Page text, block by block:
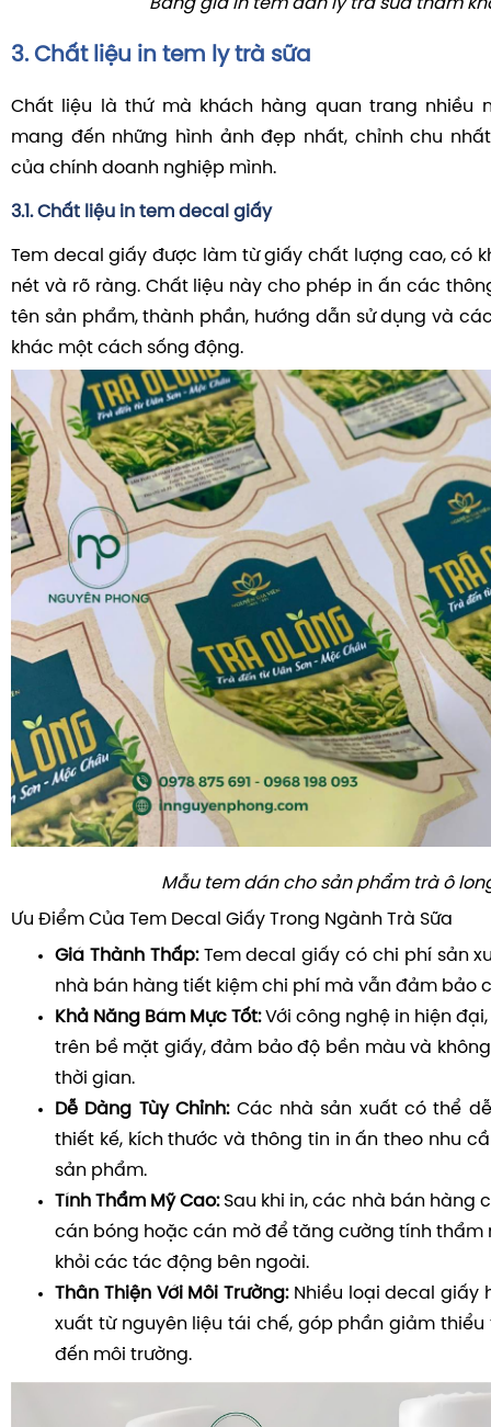
Bảng giá in tem dán ly trà sữa tham
3. Chất liệu in tem ly trà sữa
Chất liệu là thứ mà khách hàng quan trang nhiều
mang đến những hình ảnh đẹp nhất, chỉnh chu
của chính doanh nghiệp mình.
3.1. Chất liệu in tem decal giấy
Tem decal giấy được làm từ giấy chất lượng cao, có
nét và rõ ràng. Chất liệu này cho phép in ấn các
tên sản phẩm, thành phần, hướng dẫn sử dụng và
khác một cách sống động.
Mẫu tem dán cho sản phẩm trà ô
Ưu Điểm Của Tem Decal Giấy Trong Ngành Trà Sữa
Giá Thành Thấp:Tem decal giấy có chi phí sản
nhà bán hàng tiết kiệm chi phí mà vẫn đảm bảo
Khả Năng Bám Mực Tốt:Với công nghệ in hiện
trên bề mặt giấy, đảm bảo độ bền màu và
thời gian.
Dễ Dàng Tùy Chỉnh:Các nhà sản xuất có thể
thiết kế, kích thước và thông tin in ấn theo nhu
sản phẩm.
Tính Thẩm Mỹ Cao:Sau khi in, các nhà bán hàng
cán bóng hoặc cán mờ để tăng cường tính thẩm
khỏi các tác động bên ngoài.
Thân Thiện Với Môi Trường:Nhiều loại decal giấy
xuất từ nguyên liệu tái chế, góp phần giảm
đến môi trường.